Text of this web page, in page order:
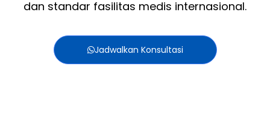
dan standar fasilitas medis internasional.
Jadwalkan Konsultasi